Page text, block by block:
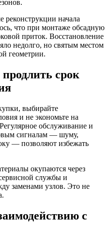
реконструкции начала
что при монтаже обсадную
приток. Восстановление
недолго, но святым местом
геометрии.
срок
выбирайте
и не экономьте на
обслуживание и
сигналам — шуму,
— позволяют избежать
окупаются через
службы и
заменами узлов. Это не
с